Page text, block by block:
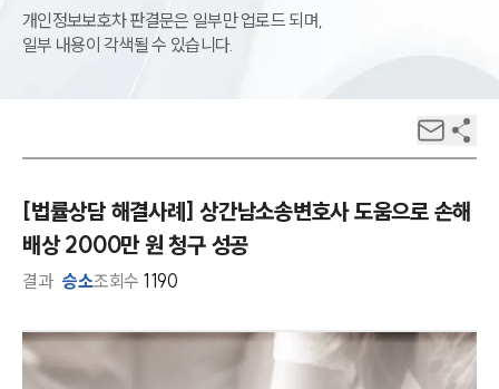
개인정보보호차 판결문은 일부만 업로드 되며,
일부 내용이 각색될 수 있습니다.
[법률상담 해결사례] 상간남소송변호사 도움으로 손해
배상 2000만 원 청구 성공
결과 승소조회수 1190